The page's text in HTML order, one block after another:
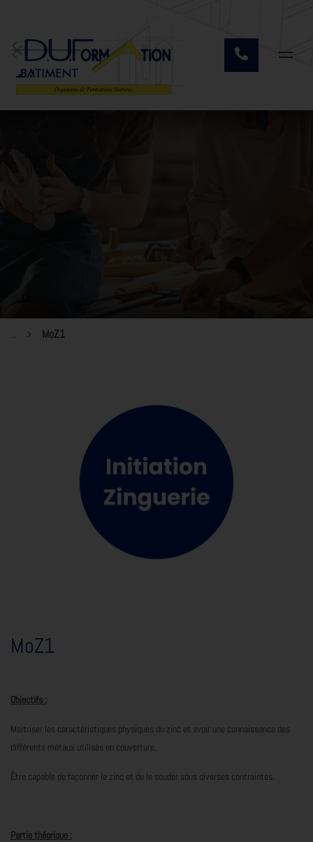
... MoZ1
MoZ1
Objectifs :
Maitriser les caractéristiques physiques du zinc et avoir une connaissance des
différents métaux utilisés en couverture.
Être capable de façonner le zinc et de le souder sous diverses contraintes.
Partie théorique :